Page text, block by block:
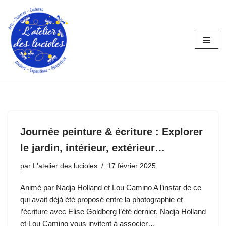
Aller
au
contenu
Journée peinture & écriture : Explorer
le jardin, intérieur, extérieur…
par L'atelier des lucioles 17 février 2025
Animé par Nadja Holland et Lou Camino A l’instar de ce
qui avait déjà été proposé entre la photographie et
l’écriture avec Elise Goldberg l’été dernier, Nadja Holland
et Lou Camino vous invitent à associer…